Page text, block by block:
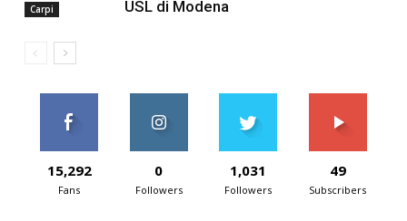
Carpi USL di Modena
15,292
Fans
0
Followers
1,031
Followers
49
Subscribers